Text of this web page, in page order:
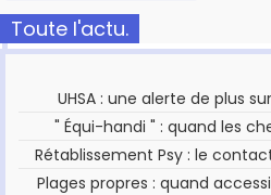
Toute l'actu.
UHSA : une alerte de plus
" Équi-handi " : quand les
Rétablissement Psy : le
Plages propres : quand